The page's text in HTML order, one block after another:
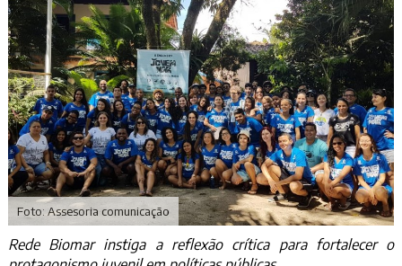
Foto: Assesoria comunicação
Rede Biomar instiga a reflexão crítica para fortalecer o